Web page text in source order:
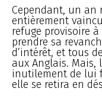
Cependant, un an
entièrement
refuge provisoire
prendre sa
d’intérêt, et tous
aux Anglais. Mais,
inutilement de lui
elle se retira en